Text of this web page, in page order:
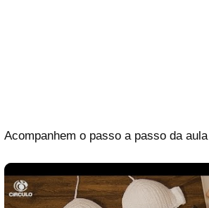
Acompanhem o passo a passo da aula